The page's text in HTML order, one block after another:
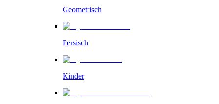
Geometrisch
Persisch
Kinder